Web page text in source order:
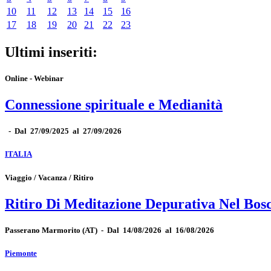
10
11 12 13 14 15
16
17
18 19 20 21 22 23
Ultimi inseriti:
Online - Webinar
Connessione spirituale e Medianità
- Dal 27/09/2025 al 27/09/2026
ITALIA
Viaggio / Vacanza / Ritiro
Ritiro Di Meditazione Depurativa Nel
Passerano Marmorito (AT) - Dal 14/08/2026 al 16/08/2026
Piemonte